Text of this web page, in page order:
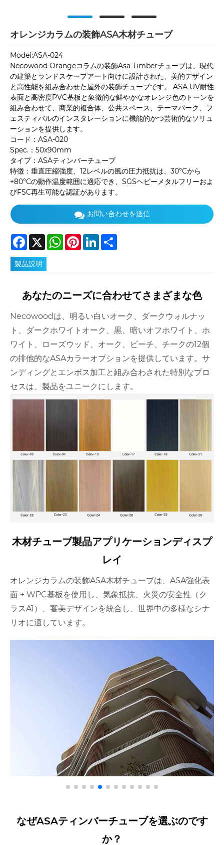
オレンジカラムの装飾ASA木材チューブ
Model:ASA-024
Necowood Orangeコラムの装飾Asa Timberチューブは、現代
の建築とランドスケープアート向けに設計された、美的デザイン
と高性能を組み合わせた屋外の装飾チューブです。 ASA UV耐性
表面と高密度PVC基板と象徴的な鮮やかなオレンジ色のトーンを
組み合わせて、商業的複合体、公共スペース、テーマパーク、フ
ェスティバルのインスタレーションに機能的かつ芸術的なソリュ
ーションを提供します。
コード：ASA-020
Spec.：50x90mm
タイプ：ASAティンバーチューブ
特徴：垂直圧縮強度、12レベルの風の圧力抵抗は、30°Cから
+80°Cの動作温度範囲に適応でき、SGSヘビーメタルフリーおよ
びFSC再生可能な認証があります。
お問い合わせを送信
Facebook
X WhatsAppPinterestLinkedIn
製品説明
あなたのニーズに合わせてさまざまな色
Necowoodは、明るい白いオーク、ダークウォルナッ
ト、ダークホワイトオーク、黒、暗いオフホワイト、ホ
ワイト、ローズウッド、オーク、ビーチ、チークの12個
の排他的なASAカラーオプションを提供しています。サ
ンディングとエンボス加工と組み合わされた特別なプロ
セスは、製品をユニークにします。
木材チューブ製品アプリケーションディスプ
レイ
オレンジカラムの装飾ASA木材チューブは、ASA強化表
面 + WPC基板を使用し、気象抵抗、火災の安全性（ク
ラスA1）、審美デザインを統合し、世界中の多様なシナ
リオに適しています。
なぜASAティンバーチューブを選ぶのです
か？